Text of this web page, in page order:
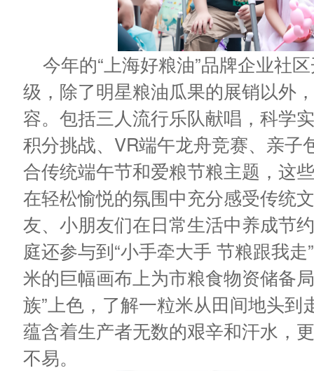
今年的“上海好粮油”品牌企业社
级，除了明星粮油瓜果的展销以外
容。包括三人流行乐队献唱，科学
积分挑战、VR端午龙舟竞赛、亲
合传统端午节和爱粮节粮主题，这
在轻松愉悦的氛围中充分感受传统
友、小朋友们在日常生活中养成节
庭还参与到“小手牵大手 节粮跟我
米的巨幅画布上为市粮食物资储备
族”上色，了解一粒米从田间地头
蕴含着生产者无数的艰辛和汗水，
不易。